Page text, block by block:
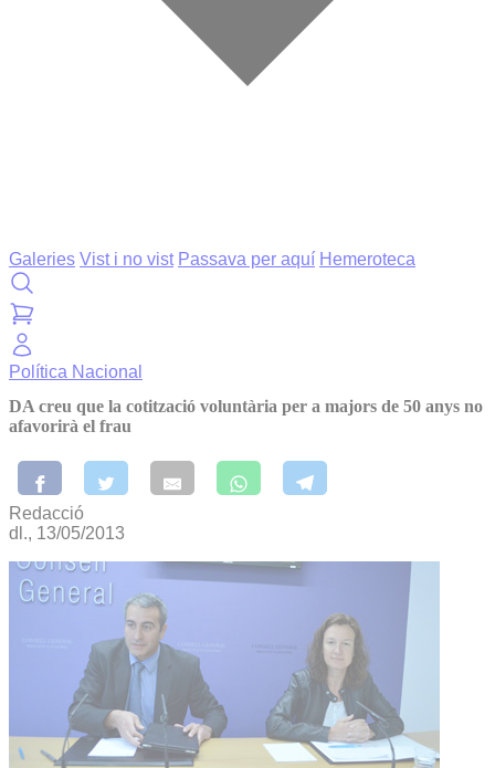
Galeries Vist i no vist Passava per aquí Hemeroteca
Política Nacional
DA creu que la cotització voluntària per a majors de 50 anys no
afavorirà el frau
Redacció
dl., 13/05/2013